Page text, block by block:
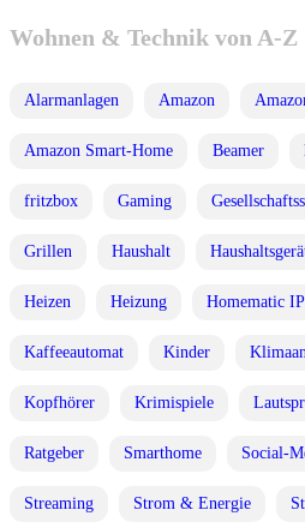
Wohnen & Technik von A-Z
Alarmanlagen Amazon
Amazon Smart-Home Beamer
fritzbox Gaming
Grillen Haushalt
Heizen Heizung Homematic IP
Kaffeeautomat Kinder
Kopfhörer Krimispiele
Ratgeber Smarthome Social-
Streaming Strom & Energie